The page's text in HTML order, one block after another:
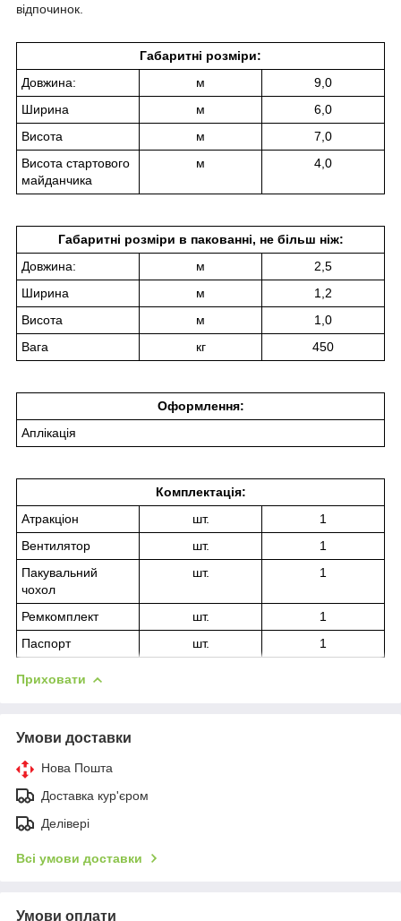
відпочинок.
Габаритні розміри:
Довжина:
м
9,0
Ширина
м
6,0
Висота
м
7,0
Висота стартового
майданчика
м 4,0
Габаритні розміри в пакованні, не більш ніж:
Довжина:
м
2,5
Ширина
м
1,2
Висота
м
1,0
Вага
кг 450
Оформлення:
Аплікація
Комплектація:
Атракціон
шт.
1
Вентилятор
шт.
1
Пакувальний
чохол
шт. 1
Ремкомплект шт.
1
Паспорт
шт. 1
Приховати
Умови доставки
Нова Пошта
Доставка кур'єром
Делівері
Всі умови доставки
Умови оплати